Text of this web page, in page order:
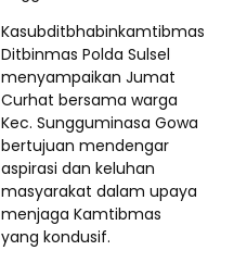
Kasubditbhabinkamtibmas
Ditbinmas Polda Sulsel
menyampaikan Jumat
Curhat bersama warga
Kec. Sungguminasa Gowa
bertujuan mendengar
aspirasi dan keluhan
masyarakat dalam upaya
menjaga Kamtibmas
yang kondusif.